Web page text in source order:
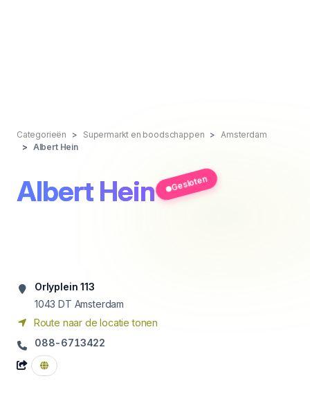
Categorieën Supermarkt en boodschappen
Amsterdam
Albert Hein
Albert Hein Gesloten
Orlyplein 113
1043 DT Amsterdam
Route naar de locatie tonen
088-6713422